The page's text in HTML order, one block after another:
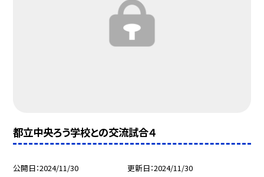
都立中央ろう学校との交流試合４
公開日 2024/11/30 更新日 2024/11/30